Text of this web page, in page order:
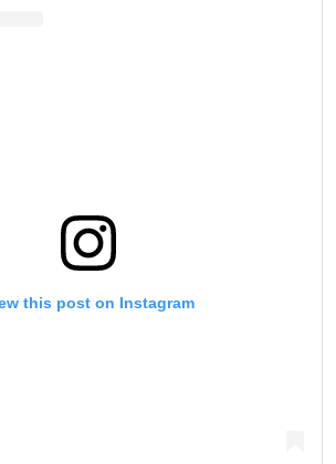
this post on Instagram